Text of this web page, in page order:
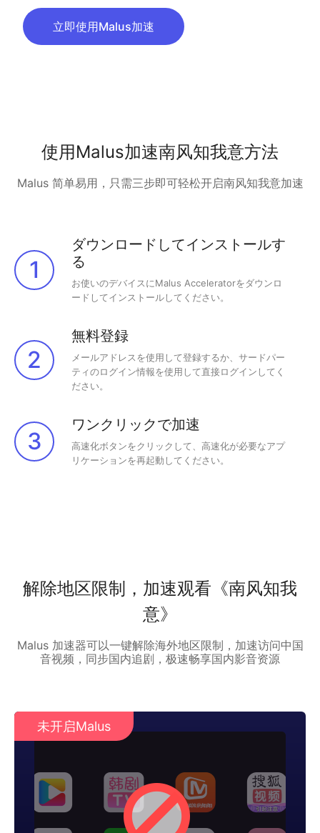
离不弃的爱慢慢治愈云深，陪他走出黑暗深渊。
立即使用Malus加速
使用Malus加速南风知我意方法
Malus 简单易用，只需三步即可轻松开启南风知我意加速
1
ダウンロードしてインストールす
る
お使いのデバイスにMalus Acceleratorをダウンロ
ードしてインストールしてください。
2
無料登録
メールアドレスを使用して登録するか、サードパー
ティのログイン情報を使用して直接ログインしてく
ださい。
3
ワンクリックで加速
高速化ボタンをクリックして、高速化が必要なアプ
リケーションを再起動してください。
解除地区限制，加速观看《南风知我
意》
Malus 加速器可以一键解除海外地区限制，加速访问中国
音视频，同步国内追剧，极速畅享国内影音资源
未开启Malus